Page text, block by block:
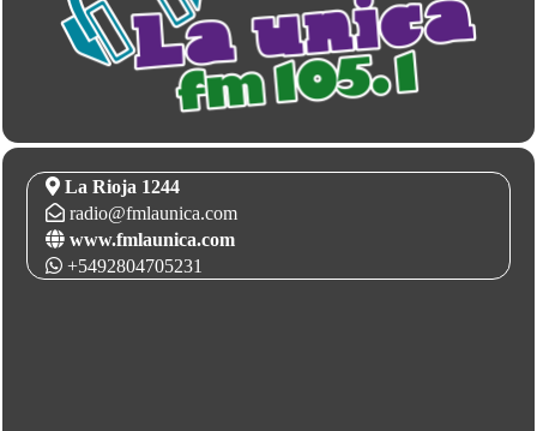
La Rioja 1244
radio@fmlaunica.com
www.fmlaunica.com
+5492804705231